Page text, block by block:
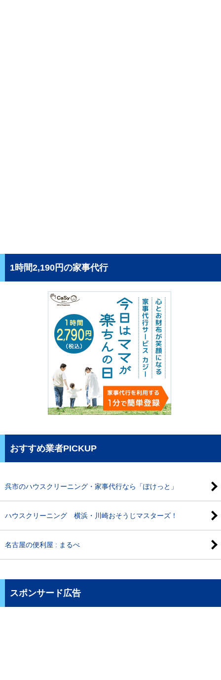
1時間2,190円の家事代行
おすすめ業者PICKUP
呉市のハウスクリーニング・家事代行なら「ぽけっと」
ハウスクリーニング 横浜・川崎おそうじマスターズ！
名古屋の便利屋 : まるべ
スポンサード広告